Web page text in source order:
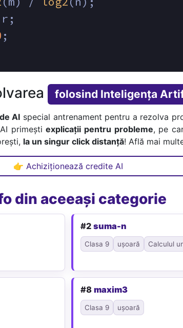
;
folosind Inteligența
AI special antrenament pentru a rezolva
primeștiexplicații pentru probleme, pe
la un singur click distanță! Află mai
👉 Achiziționează credite AI
din aceeași categorie
#2 suma-n
Clasa 9 ușoară Calculul
#8 maxim3
Clasa 9 ușoară